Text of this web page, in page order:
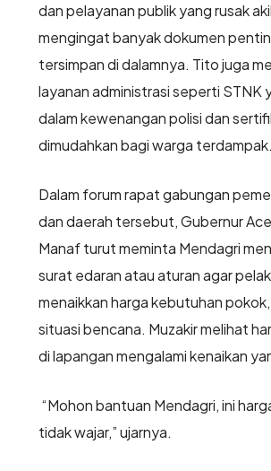
dan pelayanan publik yang rusak
mengingat banyak dokumen
tersimpan di dalamnya. Tito juga
layanan administrasi seperti STNK
dalam kewenangan polisi dan
dimudahkan bagi warga terdampak.
Dalam forum rapat gabungan
dan daerah tersebut, Gubernur
Manaf turut meminta Mendagri
surat edaran atau aturan agar
menaikkan harga kebutuhan
situasi bencana. Muzakir melihat
di lapangan mengalami kenaikan
“Mohon bantuan Mendagri, ini
tidak wajar,” ujarnya.